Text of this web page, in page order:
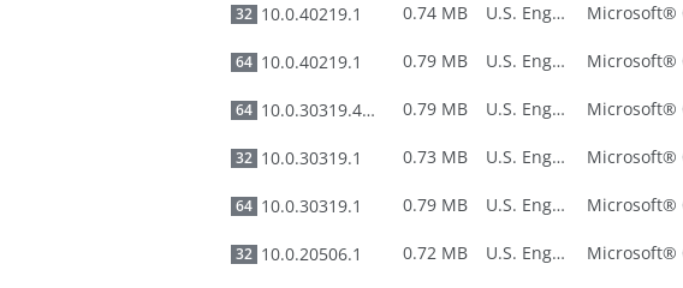
32 10.0.40219.1 0.74 MB U.S. English
64 10.0.40219.1 0.79 MB U.S. English
64 10.0.30319.460 0.79 MB U.S. English
32 10.0.30319.1 0.73 MB U.S. English
64 10.0.30319.1 0.79 MB U.S. English
32 10.0.20506.1 0.72 MB U.S. English